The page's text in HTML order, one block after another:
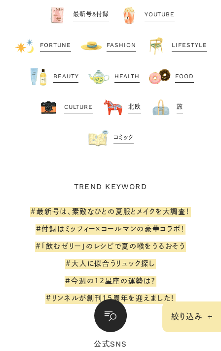
最新号&付録 YOUTUBE
FORTUNE FASHION LIFESTYLE
BEAUTY HEALTH FOOD
CULTURE 北欧 旅
コミック
TREND KEYWORD
#最新号は、素敵なひとの夏服とメイクを大調査！
#付録はミッフィー×コールマンの豪華コラボ！
#「飲むゼリー」のレシピで夏の喉をうるおそう
#大人に似合うリュック探し
#今週の12星座の運勢は？
#リンネルが創刊15周年を迎えました！
公式SNS
絞り込み